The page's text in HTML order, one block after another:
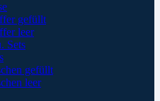
gefüllt
leer
Sets
gefüllt
leer